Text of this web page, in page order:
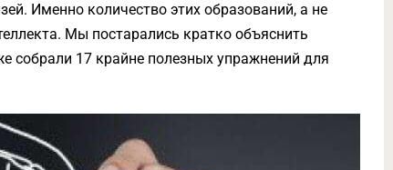
Именно количество этих образований, а не
Мы постарались кратко объяснить
собрали 17 крайне полезных упражнений для